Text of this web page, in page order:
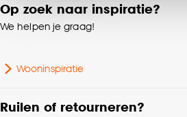
noodzakelijke cookies te
voor kiezen om bepaalde
klikken.
Goed om te weten is dat je
Op zoek naar inspiratie?
We helpen je graag!
Wooninspiratie
Ruilen of retourneren?